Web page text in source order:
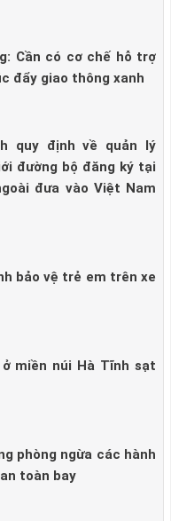
Cần có cơ chế hỗ trợ
đẩy giao thông xanh
quy định về quản lý
đường bộ đăng ký tại
đưa vào Việt Nam
bảo vệ trẻ em trên xe
miền núi Hà Tĩnh sạt
phòng ngừa các hành
toàn bay